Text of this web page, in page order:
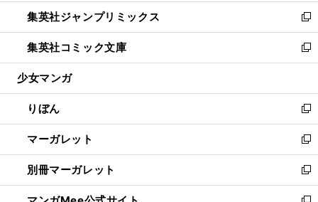
く
で
開
く
ン
ド
ウ
で
開
ウ
ィ
ン
ド
ウ
開
く
し
い
ウ
ィ
ン
ウ
で
開
く
集英社ジャンプリミックス
新
し
い
ウ
ン
ド
ウ
で
開
く
集英社コミック文庫
新
し
ウ
ィ
ン
ド
ウ
で
開
少女マンガ
りぼん
新
し
い
ウ
ィ
ン
マーガレット
新
し
い
ウ
別冊マーガレット
新
し